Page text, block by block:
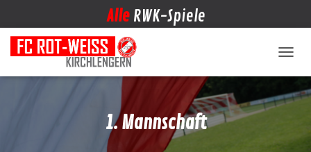
Alle RWK-Spiele
1. Mannschaft